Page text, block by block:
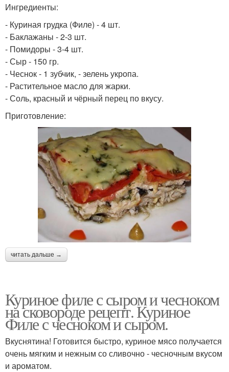
Ингредиенты:
- Куриная грудка (Филе) - 4 шт.
- Баклажаны - 2-3 шт.
- Помидоры - 3-4 шт.
- Сыр - 150 гр.
- Чеснок - 1 зубчик, - зелень укропа.
- Растительное масло для жарки.
- Соль, красный и чёрный перец по вкусу.
Приготовление:
читать дальше →
Куриное филе с сыром и чесноком
на сковороде рецепт. Куриное
Филе с чесноком и сыром.
Вкуснятина! Готовится быстро, куриное мясо получается
очень мягким и нежным со сливочно - чесночным вкусом
и ароматом.